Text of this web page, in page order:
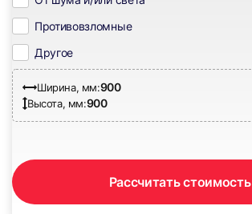
19
21 22
Противовзломные
Другое
Ширина, мм:900
Высота, мм:900
Рассчитать стоимость